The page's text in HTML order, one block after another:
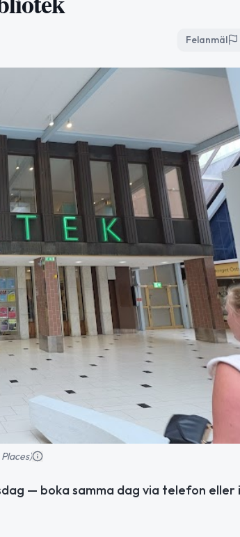
Felanmäl
— boka samma dag via telefon eller i